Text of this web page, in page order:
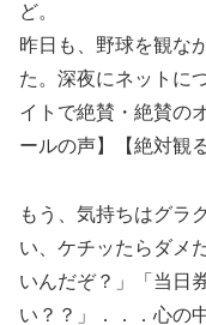
ど。
昨日も、野球を観な
た。深夜にネットに
イトで絶賛・絶賛の
ールの声】【絶対観
もう、気持ちはグラ
い、ケチッたらダメ
いんだぞ？」「当日
い？？」．．．心の